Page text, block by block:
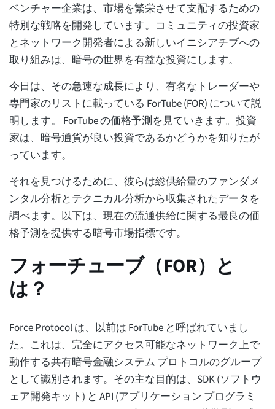
ベンチャー企業は、市場を繁栄させて支配するための
特別な戦略を開発しています。コミュニティの投資家
とネットワーク開発者による新しいイニシアチブへの
取り組みは、暗号の世界を有益な投資にします。
今日は、その急速な成長により、有名なトレーダーや
専門家のリストに載っている ForTube (FOR) について説
明します。 ForTube の価格予測を見ていきます。投資
家は、暗号通貨が良い投資であるかどうかを知りたが
っています。
それを見つけるために、彼らは総供給量のファンダメ
ンタル分析とテクニカル分析から収集されたデータを
調べます。以下は、現在の流通供給に関する最良の価
格予測を提供する暗号市場指標です。
フォーチューブ（FOR）と
は？
Force Protocol は、以前は ForTube と呼ばれていまし
た。これは、完全にアクセス可能なネットワーク上で
動作する共有暗号金融システム プロトコルのグループ
として識別されます。その主な目的は、SDK (ソフトウ
ェア開発キット) と API (アプリケーション プログラミ